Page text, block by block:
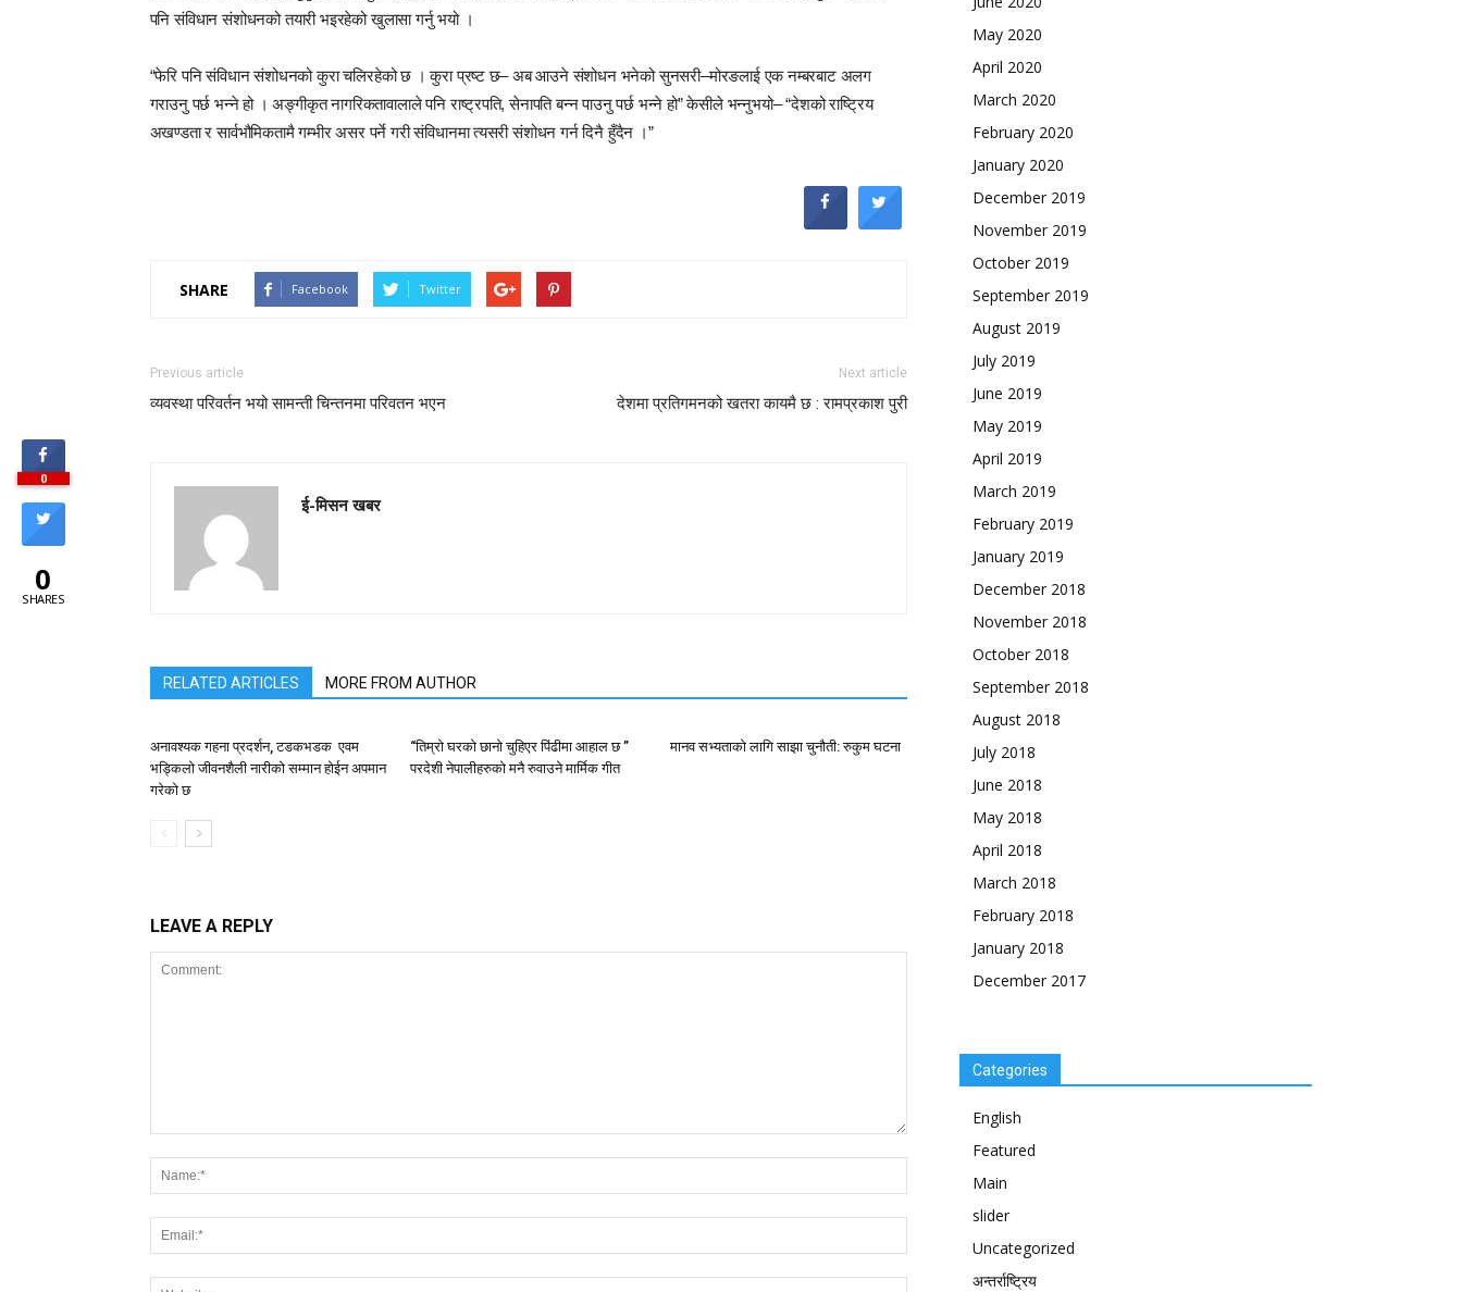
पनि संविधान संशोधनको तयारी भइरहेको खुलासा गर्नु भयो ।
“फेरि पनि संविधान संशोधनको कुरा चलिरहेको छ । कुरा प्रष्ट छ– अब आउने संशोधन भनेको सुनसरी–मोरङलाई एक नम्बरबाट अलग
गराउनु पर्छ भन्ने हो । अङ्गीकृत नागरिकतावालाले पनि राष्ट्रपति, सेनापति बन्न पाउनु पर्छ भन्ने हो” केसीले भन्नुभयो– “देशको राष्ट्रिय
अखण्डता र सार्वभौमिकतामै गम्भीर असर पर्ने गरी संविधानमा त्यसरी संशोधन गर्न दिनै हुँदैन ।”
SHARE Facebook Twitter
Previous article
व्यवस्था परिवर्तन भयो सामन्ती चिन्तनमा परिवतन भएन
Next article
देशमा प्रतिगमनको खतरा कायमै छ : रामप्रकाश पुरी
ई-मिसन खबर
RELATED ARTICLES MORE FROM AUTHOR
अनावश्यक गहना प्रदर्शन, टडकभडक एवम
भड्किलो जीवनशैली नारीको सम्मान होईन अपमान
गरेको छ
“तिम्रो घरको छानो चुहिएर पिंढीमा आहाल छ ”
परदेशी नेपालीहरुको मनै रुवाउने मार्मिक गीत
मानव सभ्यताको लागि साझा चुनौती: रुकुम घटना
LEAVE A REPLY
May 2020
April 2020
March 2020
February 2020
January 2020
December 2019
November 2019
October 2019
September 2019
August 2019
July 2019
June 2019
May 2019
April 2019
March 2019
February 2019
January 2019
December 2018
November 2018
October 2018
September 2018
August 2018
July 2018
June 2018
May 2018
April 2018
March 2018
February 2018
January 2018
December 2017
Categories
English
Featured
Main
slider
Uncategorized
अन्तर्राष्ट्रिय
0
0
SHARES